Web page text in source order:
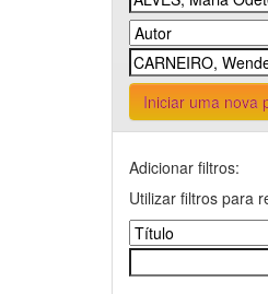
Iniciar uma nova
Adicionar filtros:
Utilizar filtros para